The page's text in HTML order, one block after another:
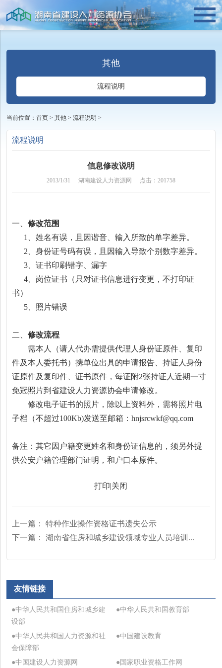
其他
流程说明
当前位置：首页 >其他 >流程说明 >
流程说明
信息修改说明
2013/1/31 湖南建设人力资源网 点击：201758
一、修改范围
1、姓名有误，且因谐音、输入所致的单字差异。
2、身份证号码有误，且因输入导致个别数字差异。
3、证书印刷错字、漏字
4、岗位证书（只对证书信息进行变更，不打印证
书）
5、照片错误
二、修改流程
需本人（请人代办需提供代理人身份证原件、复印
件及本人委托书）携单位出具的申请报告、持证人身份
证原件及复印件、证书原件，每证附2张持证人近期一寸
免冠照片到省建设人力资源协会申请修改。
修改电子证书的照片，除以上资料外，需将照片电
子档（不超过100Kb)发送至邮箱：hnjsrcwkf@qq.com
备注：其它因户籍变更姓名和身份证信息的，须另外提
供公安户籍管理部门证明，和户口本原件。
打印|关闭
上一篇：
特种作业操作资格证书遗失公示
下一篇：
湖南省住房和城乡建设领域专业人员培训...
友情链接
●中华人民共和国住房和城乡建
设部
●中华人民共和国教育部
●中华人民共和国人力资源和社
会保障部
●中国建设教育
●中国建设人力资源网 ●国家职业资格工作网